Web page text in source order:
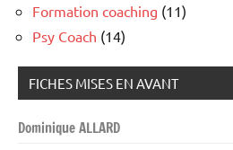
Formation coaching (11)
Psy Coach (14)
FICHES MISES EN AVANT
Dominique ALLARD